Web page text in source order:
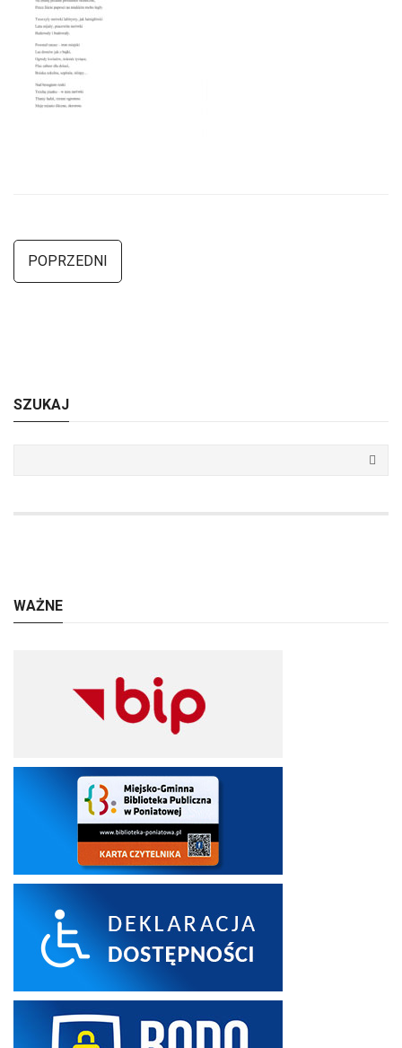
POPRZEDNI
SZUKAJ
WAŻNE